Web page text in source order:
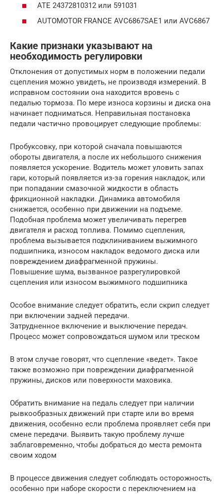
ATE 24372810312 или 591031
AUTOMOTOR FRANCE AVC6867SAE1 или AVC6867
Какие признаки указывают на
необходимость регулировки
Отклонения от допустимых норм в положении педали
сцепления можно увидеть, не производя измерений. В
исправном состоянии она находится вровень с
педалью тормоза. По мере износа корзины и диска она
начинает подниматься. Неправильная постановка
педали частично провоцирует следующие проблемы:
Пробуксовку, при которой сначала повышаются
обороты двигателя, а после их небольшого снижения
появляется ускорение. Водитель может уловить запах
гари, который появляется из-за горения накладок, или
при попадании смазочной жидкости в область
фрикционной накладки. Динамика автомобиля
снижается, особенно при движении на подъеме.
Подобная проблема может увеличивать перегрев
двигателя и расход топлива. Помимо сцепления,
проблема вызывается подклиниванием выжимного
подшипника, износом накладок ведомого диска или
повреждением диафрагменной пружины.
Повышение шума, вызванное разрегулировкой
сцепления или износом выжимного подшипника
Особое внимание следует обратить, если скрип следует
при включении задней передачи.
Затрудненное включение и выключение передач.
Процесс может сопровождаться шумом или треском
В этом случае говорят, что сцепление «ведет». Такое
также возможно при повреждении диафрагменной
пружины, дисков или поверхности маховика.
Обратить внимание на педаль следует при наличии
рывкообразных движений при старте или во время
движения, особенно если проблема проявляет себя при
смене передачи. Выявить такую проблему лучше
заблаговременно, чтобы добраться до места ремонта
своим ходом
В процессе движения следует соблюдать осторожность,
особенно при наборе скорости с переключением на